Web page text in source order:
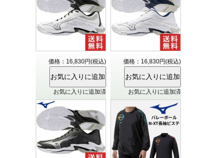
価格：16,830円(税込)
お気に入りに追加済
価格：16,830円(税込)
お気に入りに追加済